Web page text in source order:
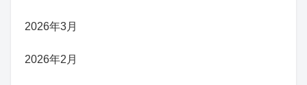
2026年3月
2026年2月